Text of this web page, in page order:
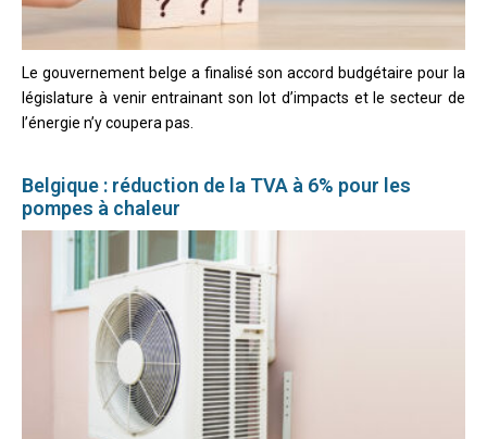
Le gouvernement belge a finalisé son accord budgétaire pour la
législature à venir entrainant son lot d’impacts et le secteur de
l’énergie n’y coupera pas.
Belgique : réduction de la TVA à 6% pour les
pompes à chaleur